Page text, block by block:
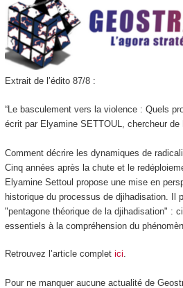
Extrait de l’édito 87/8 :
“Le basculement vers la violence : Quels
écrit par Elyamine SETTOUL, chercheur de
Comment décrire les dynamiques de
Cinq années après la chute et le
Elyamine Settoul propose une mise en
historique du processus de djihadisation. Il
"pentagone théorique de la djihadisation" :
essentiels à la compréhension du
Retrouvez l’article complet ici.
Pour ne manquer aucune actualité de